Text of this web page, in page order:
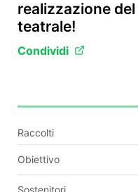
realizzazione
teatrale!
Condividi
Raccolti
Obiettivo
Sostenitori